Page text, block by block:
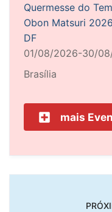
Quermesse do
Obon Matsuri
DF
01/08/2026-30/
Brasília
mais